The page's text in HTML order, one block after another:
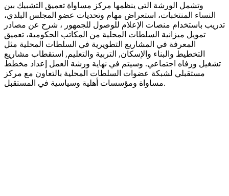
وتشمل الورشة التي ينظمها مركز مساواة تعميق التشبيك بين
النساء المنتخبات، استعراض مهام وتحديات عضو المجلس البلدي،
تدريب باستخدام منصات الإعلام للوصول للجمهور ، شرح عن مصادر
تمويل ميزانية السلطات المحلية من المكاتب الحكومية، تعميق
المعرفة في المشاريع التطويرية في السلطات المحلية مثل
التخطيط والبناء والإسكان, التربية والتعليم, استقطاب مشاريع
تشغيل ورفاه اجتماعي. وسيتم في نهاية ورشة العمل إعداد مخطط
مستقبلي لشبكة عضوات السلطات المحلية بالتعاون مع مركز
مساواة ومؤسسات أهلية وسياسية في المستقبل.